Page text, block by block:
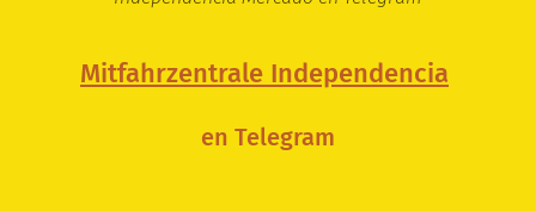
Mitfahrzentrale Independencia
en Telegram